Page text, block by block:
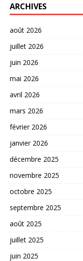
ARCHIVES
août 2026
juillet 2026
juin 2026
mai 2026
avril 2026
mars 2026
février 2026
janvier 2026
décembre 2025
novembre 2025
octobre 2025
septembre 2025
août 2025
juillet 2025
juin 2025